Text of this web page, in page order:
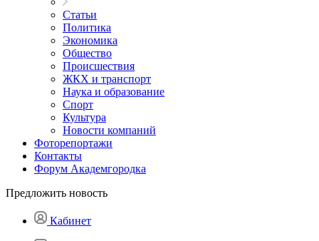
Статьи
Политика
Экономика
Общество
Происшествия
ЖКХ и транспорт
Наука и образование
Спорт
Культура
Новости компаний
Фоторепортажи
Контакты
Форум Академгородка
Предложить новость
Кабинет